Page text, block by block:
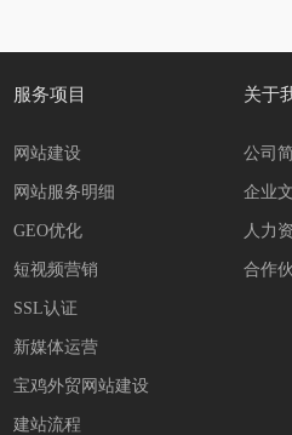
服务项目
网站建设
网站服务明细
GEO优化
短视频营销
SSL认证
新媒体运营
宝鸡外贸网站建设
建站流程
关于
公司
企业
人力
合作